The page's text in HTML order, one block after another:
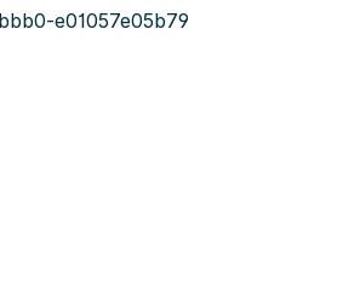
e01057e05b79